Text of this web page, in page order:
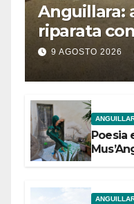
Anguillara:
riparata
9 AGOSTO 2026
Poesia